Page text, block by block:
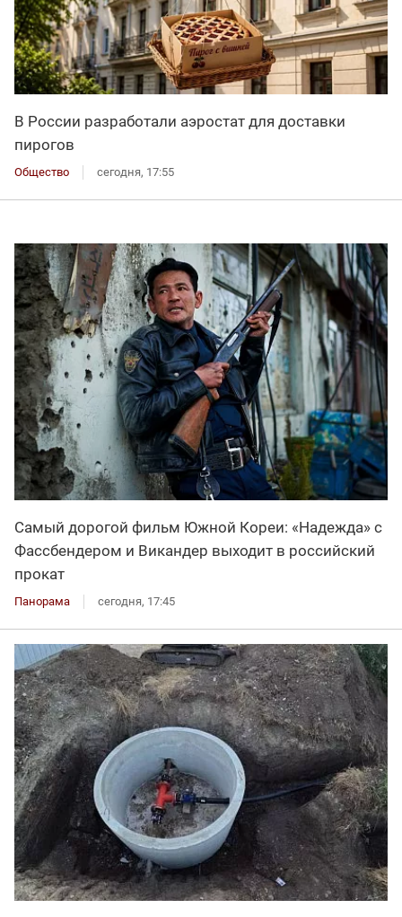
В России разработали аэростат для доставки
пирогов
Общество сегодня, 17:55
Самый дорогой фильм Южной Кореи: «Надежда» с
Фассбендером и Викандер выходит в российский
прокат
Панорама сегодня, 17:45